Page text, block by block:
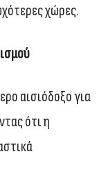
χώρες.
αισιόδοξο για
ότι η